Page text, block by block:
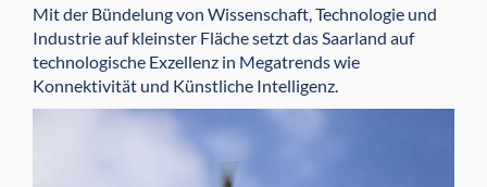
Mit der Bündelung von Wissenschaft, Technologie und
Industrie auf kleinster Fläche setzt das Saarland auf
technologische Exzellenz in Megatrends wie
Konnektivität und Künstliche Intelligenz.